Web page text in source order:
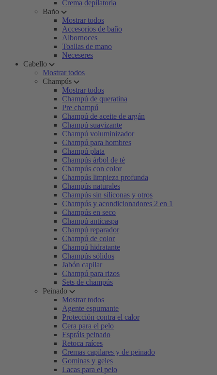
Crema depilatoria
Baño
Mostrar todos
Accesorios de baño
Albornoces
Toallas de mano
Neceseres
Cabello
Mostrar todos
Champús
Mostrar todos
Champú de queratina
Pre champú
Champú de aceite de argán
Champú suavizante
Champú voluminizador
Champú para hombres
Champú plata
Champús árbol de té
Champús con color
Champús limpieza profunda
Champús naturales
Champús sin siliconas y otros
Champús y acondicionadores 2 en 1
Champús en seco
Champú anticaspa
Champú reparador
Champú de color
Champú hidratante
Champús sólidos
Jabón capilar
Champú para rizos
Sets de champús
Peinado
Mostrar todos
Agente espumante
Protección contra el calor
Cera para el pelo
Espráis peinado
Retoca raíces
Cremas capilares y de peinado
Gominas y geles
Lacas para el pelo